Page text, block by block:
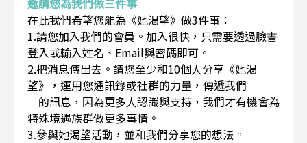
在此我們希望您能為《她渴望》做3件事：
1.請您加入我們的會員。加入很快，只需要透過臉書
登入或輸入姓名、Email與密碼即可。
2.把消息傳出去。請您至少和10個人分享《她渴
望》，運用您通訊錄或社群的力量，傳遞我們
的訊息，因為更多人認識與支持，我們才有機會為
特殊境遇族群做更多事情。
3.參與她渴望活動，並和我們分享您的想法。